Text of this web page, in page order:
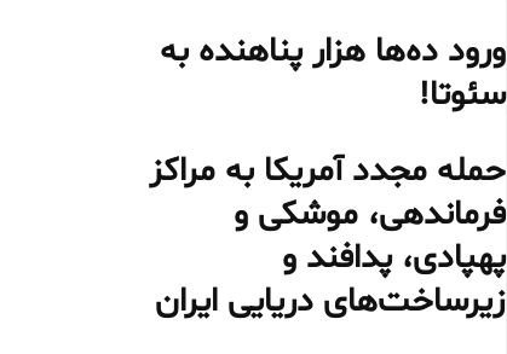
ورود ده‌ها هزار پناهنده به
سئوتا!
حمله مجدد آمریکا به مراکز
فرماندهی، موشکی و
پهپادی، پدافند و
زیرساخت‌های دریایی ایران